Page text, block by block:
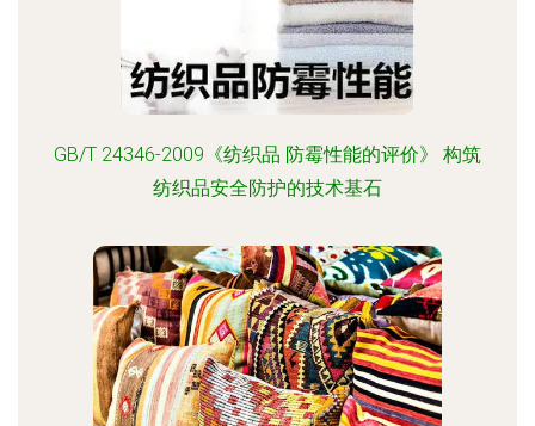
GB/T 24346-2009《纺织品 防霉性能的评价》 构筑
纺织品安全防护的技术基石